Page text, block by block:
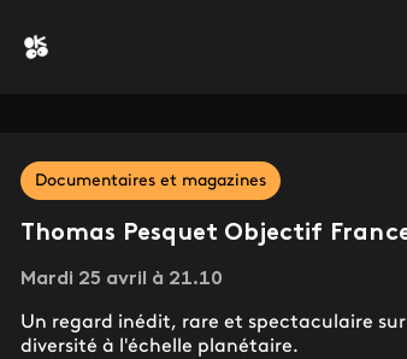
Documentaires et magazines
Thomas Pesquet Objectif
Mardi 25 avril à 21.10
Un regard inédit, rare et spectaculaire
diversité à l'échelle planétaire.